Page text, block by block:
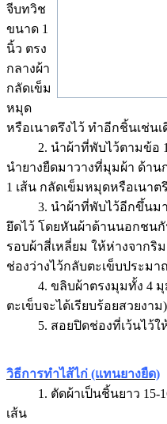
จีบทวิช
ขนาด 1
นิ้ว ตรง
กลางผ้า
กลัดเข็ม
หมุด
หรือเนาตรึงไว้ ทำอีกชิ้นเช่น
2. นำผ้าที่พับไว้ตามข้อ 1
นำยางยืดมาวางที่มุมผ้า ด้าน
1 เส้น กลัดเข็มหมุดหรือเนาต
3. นำผ้าที่พับไว้อีกขึ้นมา
ยึดไว้ โดยหันผ้าด้านนอกชน
รอบผ้าสี่เหลี่ยม ให้ห่างจากริ
ช่องว่างไว้กลับตะเข็บประมา
4. ขลิบผ้าตรงมุมทั้ง 4 มุม
ตะเข็บจะได้เรียบร้อยสวยงา
5. สอยปิดช่องที่เว้นไว้ให้
วิธีการทำไส้ไก่ (แทนยางยืด)
1. ตัดผ้าเป็นชิ้นยาว 15-
เส้น